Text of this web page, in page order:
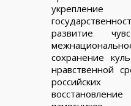
развитие
сохранение
нравственной